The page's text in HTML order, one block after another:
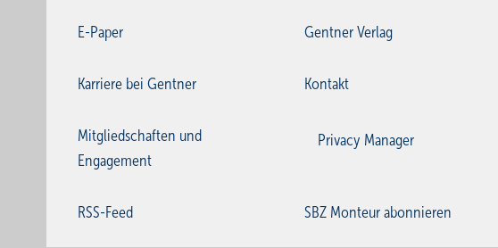
E-Paper Gentner Verlag
Karriere bei Gentner Kontakt
Mitgliedschaften und
Engagement
Privacy Manager
RSS-Feed SBZ Monteur abonnieren